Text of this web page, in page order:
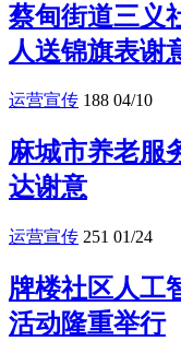
蔡甸街道三义
人送锦旗表谢
运营宣传 188 04/10
麻城市养老服
达谢意
运营宣传 251 01/24
牌楼社区人工
活动隆重举行